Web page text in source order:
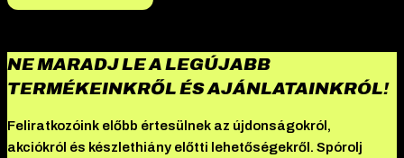
NE MARADJ LE A LEGÚJABB
TERMÉKEINKRŐL ÉS AJÁNLATAINKRÓL!
Feliratkozóink előbb értesülnek az újdonságokról,
akciókról és készlethiány előtti lehetőségekről. Spórolj